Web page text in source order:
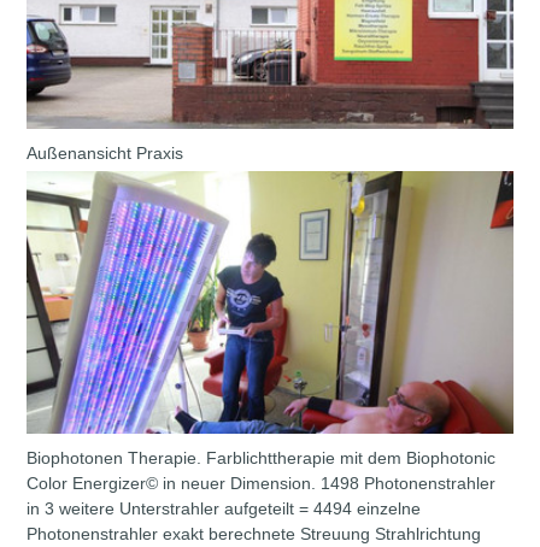
Außenansicht Praxis
Biophotonen Therapie. Farblichttherapie mit dem Biophotonic
Color Energizer© in neuer Dimension. 1498 Photonenstrahler
in 3 weitere Unterstrahler aufgeteilt = 4494 einzelne
Photonenstrahler exakt berechnete Streuung Strahlrichtung